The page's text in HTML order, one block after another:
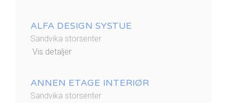
ALFA DESIGN SYSTUE
Sandvika storsenter
Vis detaljer
ANNEN ETAGE INTERIØR
Sandvika storsenter